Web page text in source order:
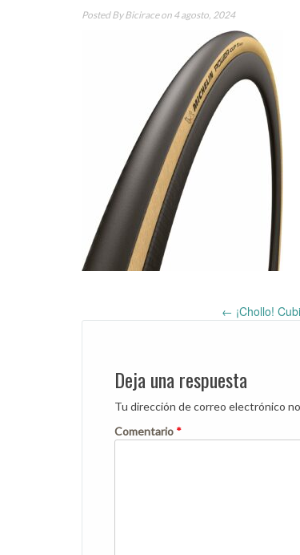
Posted ByBiciraceon 4 agosto, 2024
Post
navigation
← ¡Chollo!
Deja una respuesta
Tu dirección de correo electrónico
Comentario *